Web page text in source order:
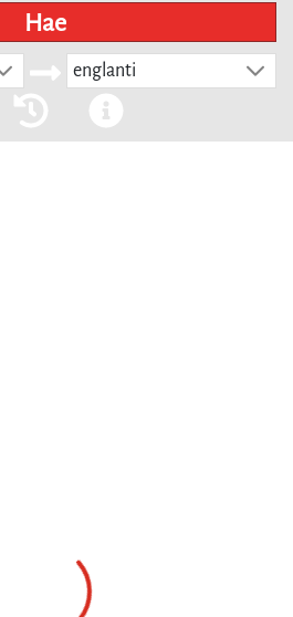
Hae
englanti